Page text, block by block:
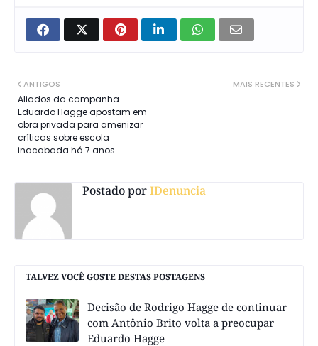
MAIS RECENTES
ANTIGOS
Aliados da campanha
Eduardo Hagge apostam em
obra privada para amenizar
críticas sobre escola
inacabada há 7 anos
Postado porIDenuncia
TALVEZ VOCÊ GOSTE DESTAS POSTAGENS
Decisão de Rodrigo Hagge de continuar
com Antônio Brito volta a preocupar
Eduardo Hagge